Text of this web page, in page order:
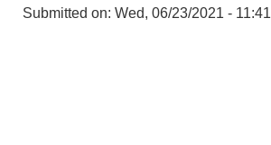
Submitted on: Wed, 06/23/2021 - 11:41